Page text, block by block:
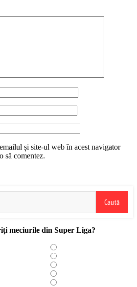
și site-ul web în acest navigator
să comentez.
Caută
meciurile din Super Liga?